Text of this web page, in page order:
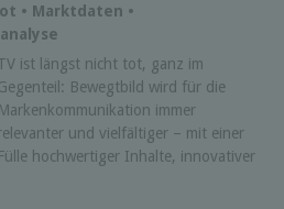
• Marktdaten •
ist längst nicht tot, ganz im
Bewegtbild wird für die
Markenkommunikation immer
und vielfältiger – mit einer
Fülle hochwertiger Inhalte, innovativer